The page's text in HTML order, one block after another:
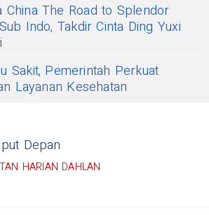
China The Road to Splendor
Indo, Takdir Cinta Ding Yuxi
Sakit, Pemerintah Perkuat
Layanan Kesehatan
Depan
HARIAN DAHLAN